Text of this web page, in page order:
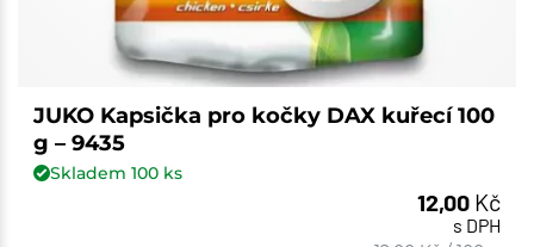
JUKO Kapsička pro kočky DAX kuřecí 100
g – 9435
Skladem 100ks
12,00 Kč
s DPH